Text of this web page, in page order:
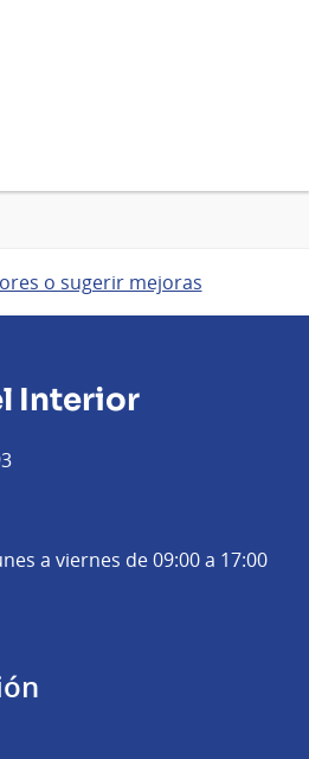
o sugerir mejoras
Interior
a viernes de 09:00 a 17:00